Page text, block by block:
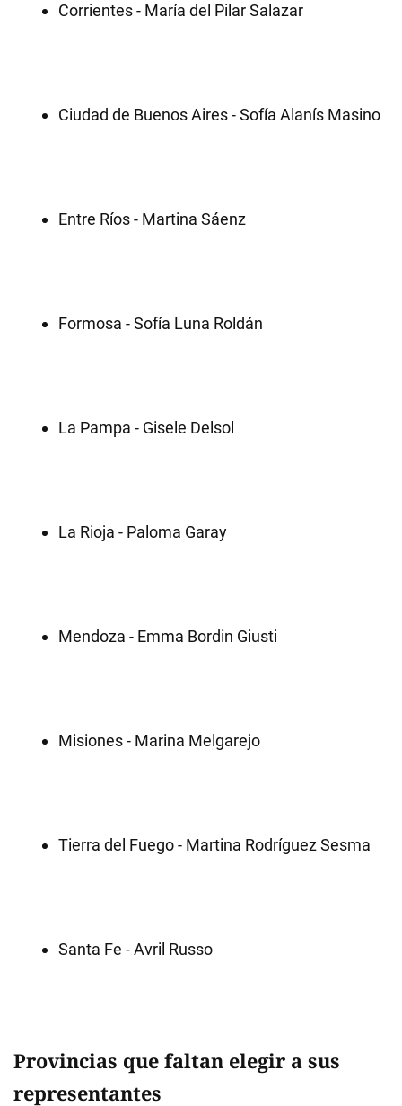
Corrientes - María del Pilar Salazar
Ciudad de Buenos Aires - Sofía Alanís Masino
Entre Ríos - Martina Sáenz
Formosa - Sofía Luna Roldán
La Pampa - Gisele Delsol
La Rioja - Paloma Garay
Mendoza - Emma Bordin Giusti
Misiones - Marina Melgarejo
Tierra del Fuego - Martina Rodríguez Sesma
Santa Fe - Avril Russo
Provincias que faltan elegir a sus
representantes